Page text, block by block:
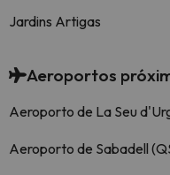
Jardins Artigas
Aeroportos
Aeroporto de La Seu
Aeroporto de Sabadell